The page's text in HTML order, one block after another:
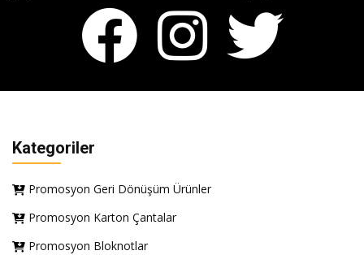
Kategoriler
Promosyon Geri Dönüşüm Ürünler
Promosyon Karton Çantalar
Promosyon Bloknotlar